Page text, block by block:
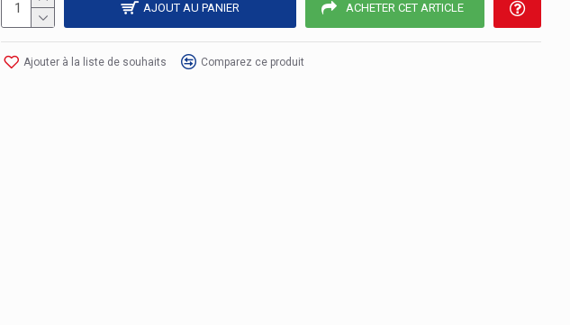
AJOUT AU PANIER ACHETER CET ARTICLE
Ajouter à la liste de souhaits Comparez ce produit